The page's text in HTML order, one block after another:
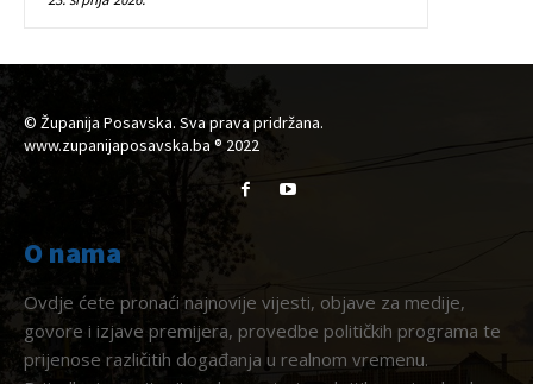
© Županija Posavska. Sva prava pridržana.
www.zupanijaposavska.ba ® 2022
O nama
Ovdje ćete pronaći najnovije vijesti, objave za medije,
govore i izjave premijera, provedbe političkih programa te
prijenose različitih događanja u realnom vremenu.